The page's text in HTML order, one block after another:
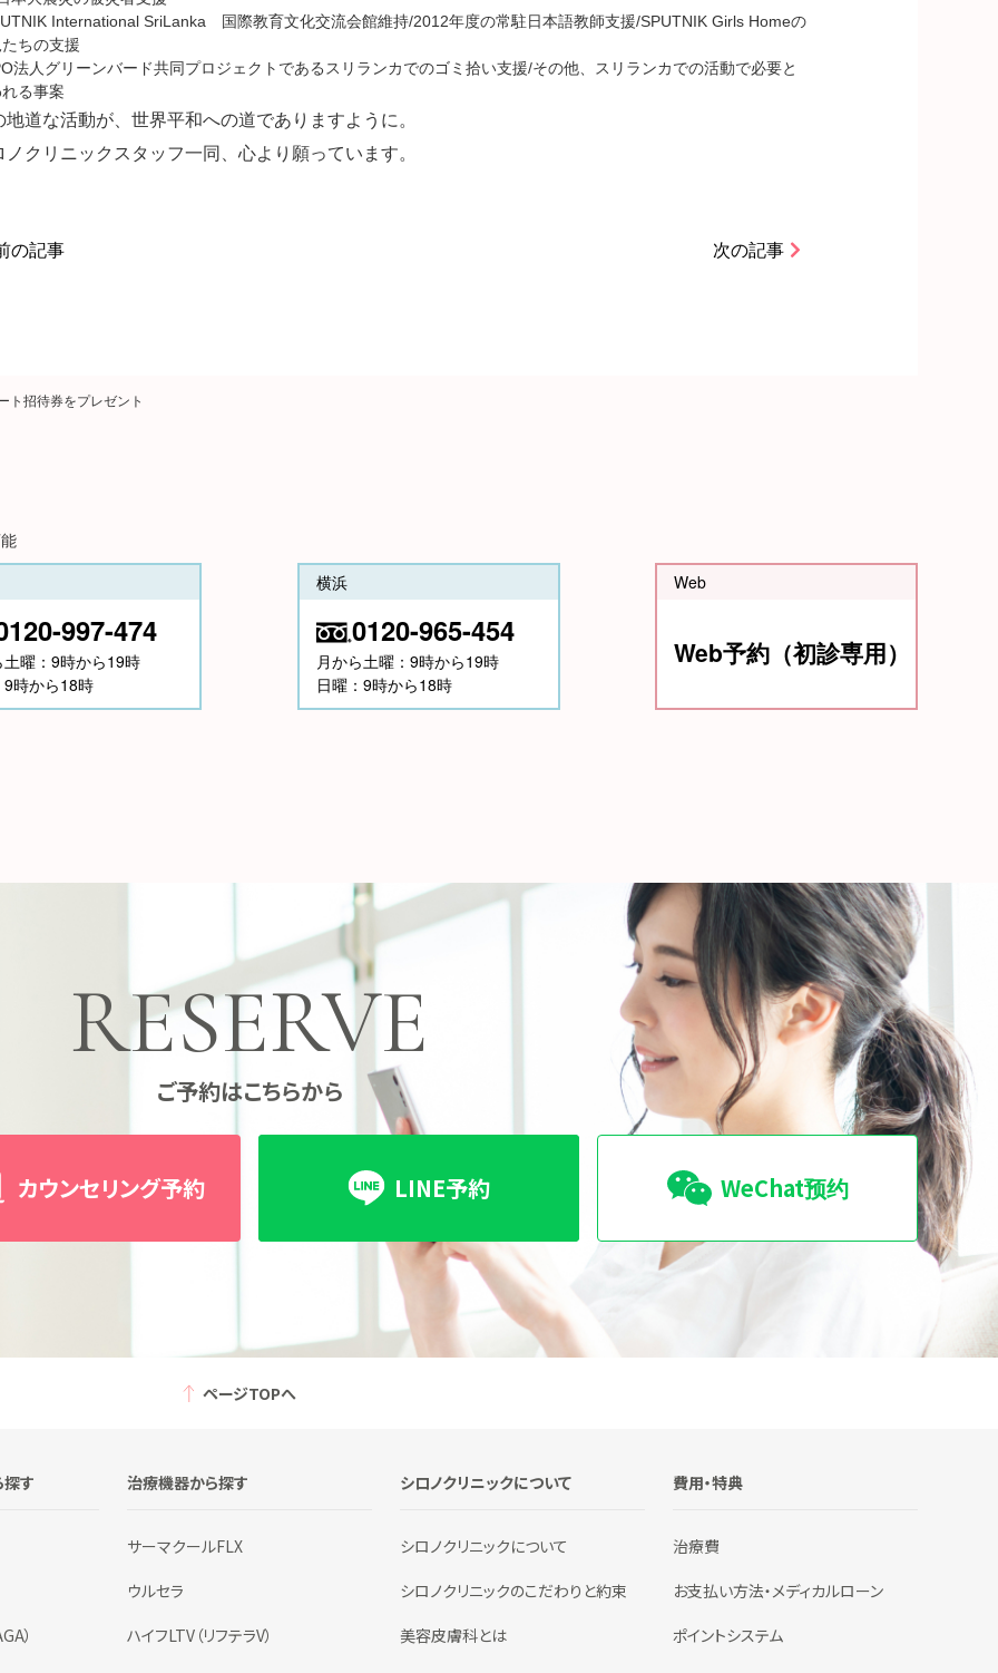
International SriLanka 国際教育文化交流会館維持/2012年度の常駐日本語教師支援/SPUTNIK Girls Homeの
ちの支援
法人グリーンバード共同プロジェクトであるスリランカでのゴミ拾い支援/その他、スリランカでの活動で必要と
る事案
地道な活動が、世界平和への道でありますように。
ノクリニックスタッフ一同、心より願っています。
の記事 次の記事
ト招待券をプレゼント
997-474
土曜：9時から19時
9時から18時
横浜
0120-965-454
月から土曜：9時から19時
日曜：9時から18時
Web
Web予約（初診専用）
RESERVE
ご予約はこちらから
カウンセリング予約 LINE予約 WeChat预约
ページTOPへ
探す
）
治療機器から探す
サーマクールFLX
ウルセラ
ハイフLTV（リフテラV）
シロノクリニックについて
シロノクリニックについて
シロノクリニックのこだわりと約束
美容皮膚科とは
費用・特典
治療費
お支払い方法・メディカルローン
ポイントシステム